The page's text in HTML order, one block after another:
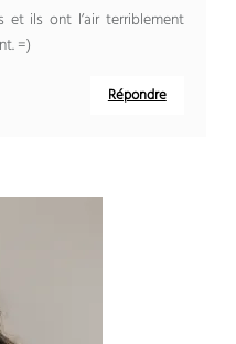
et ils ont l’air terriblement
=)
Répondre